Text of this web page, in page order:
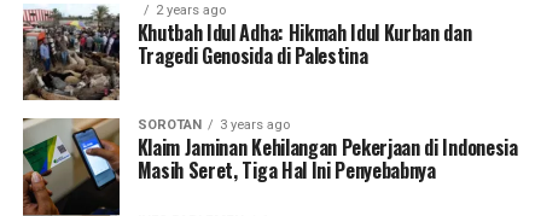
2 years ago
Khutbah Idul Adha: Hikmah Idul Kurban dan
Tragedi Genosida di Palestina
SOROTAN 3 years ago
Klaim Jaminan Kehilangan Pekerjaan di Indonesia
Masih Seret, Tiga Hal Ini Penyebabnya